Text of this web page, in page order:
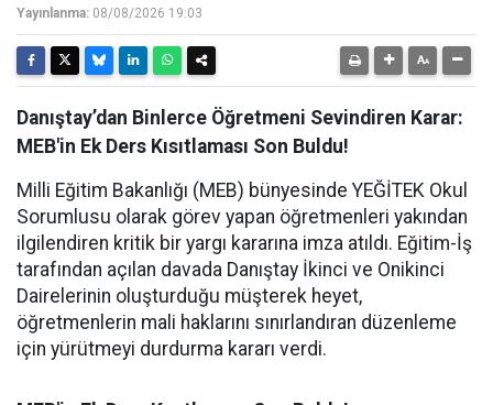
Yayınlanma: 08/08/2026 19:03
Danıştay’dan Binlerce Öğretmeni Sevindiren Karar:
MEB'in Ek Ders Kısıtlaması Son Buldu!
Milli Eğitim Bakanlığı (MEB) bünyesinde YEĞİTEK Okul
Sorumlusu olarak görev yapan öğretmenleri yakından
ilgilendiren kritik bir yargı kararına imza atıldı. Eğitim-İş
tarafından açılan davada Danıştay İkinci ve Onikinci
Dairelerinin oluşturduğu müşterek heyet,
öğretmenlerin mali haklarını sınırlandıran düzenleme
için yürütmeyi durdurma kararı verdi.